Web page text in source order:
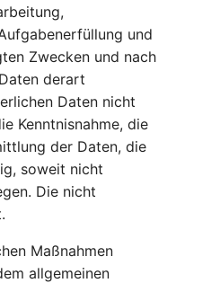
und
Zwecken und nach
derart
Daten nicht
Kenntnisnahme, die
der Daten, die
soweit nicht
Die nicht
Maßnahmen
allgemeinen